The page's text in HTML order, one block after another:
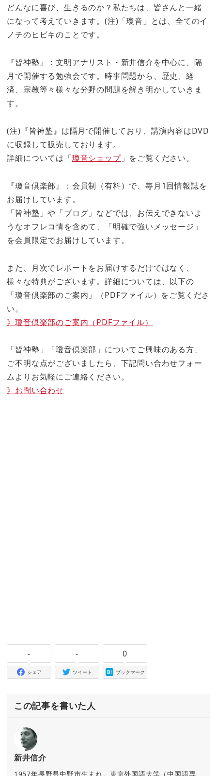
どんなに喜び、生きるのか？私たちは、皆さんと一緒
になって考えていきます。(注)「瓊音」とは、全てのイ
ノチのヒビキのことです。
『皆神塾』：文明アナリスト・新井信介を中心に、隔
月で開催する勉強会です。時事問題から、歴史、経
済、宗教等々様々な分野の問題を解き明かしていきま
す。
(注)『皆神塾』は隔月で開催しており、講演内容はDVD
に収録して販売しております。
詳細については「瓊音ショップ」をご覧ください。
『瓊音倶楽部』：会員制（有料）で、毎月1回情報誌を
お届けしています。
「皆神塾」や「ブログ」などでは、お伝えできないよ
うなオフレコ情を含めて、「明確で強いメッセージ」
を会員限定でお届けしています。
また、月次でレポートをお届けするだけではなく、
様々な特典がございます。詳細については、以下の
「瓊音倶楽部のご案内」（PDFファイル）をご覧くださ
い。
》瓊音倶楽部のご案内（PDFファイル）
「皆神塾」「瓊音倶楽部」についてご興味のある方、
ご不明な点がございましたら、下記問い合わせフォー
ムよりお気軽にご連絡ください。
》お問い合わせ
-
シェア
-
ツイート
0
ブックマーク
この記事を書いた人
新井信介
1957年長野県中野市生まれ。東京外国語大学（中国語専